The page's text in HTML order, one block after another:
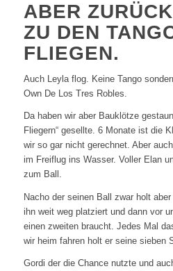
ABER
ZU DEN
FLIEGEN.
Auch Leyla flog. Keine Tango
Own De Los Tres Robles.
Da haben wir aber Bauklötze
Fliegern“ gesellte. 6 Monate ist die
wir so gar nicht gerechnet. Aber
im Freiflug ins Wasser. Voller Elan
zum Ball.
Nacho der seinen Ball zwar holt
ihn weit weg platziert und dann vor
einen zweiten braucht. Jedes Mal
wir heim fahren holt er seine sieben
Gordi der die Chance nutzte und